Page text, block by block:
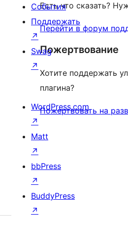
Есть что сказать?
Перейти в форум
Пожертвование
Хотите поддержать
плагина?
Пожертвовать на
События
Поддержать
↗
Swag
↗
WordPress.com
↗
Matt
↗
bbPress
↗
BuddyPress
↗